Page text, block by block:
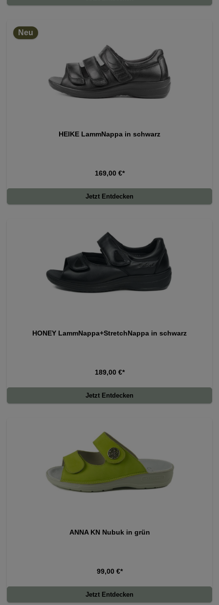
Neu
HEIKE LammNappa in schwarz
169,00 €*
Jetzt Entdecken
HONEY LammNappa+StretchNappa in schwarz
189,00 €*
Jetzt Entdecken
ANNA KN Nubuk in grün
99,00 €*
Jetzt Entdecken